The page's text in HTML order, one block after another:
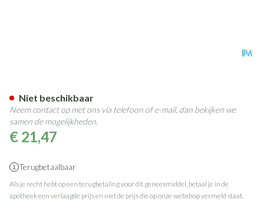
€ 21,47
Terugbetaalbaar
Als je recht hebt op een terugbetaling voor dit geneesmiddel, betaal je in de
apotheek een verlaagde prijs en niet de prijs die op onze webshop vermeld staat.
Niet beschikbaar
Neem contact op met ons via telefoon of e-mail, dan bekijken we
samen de mogelijkheden.